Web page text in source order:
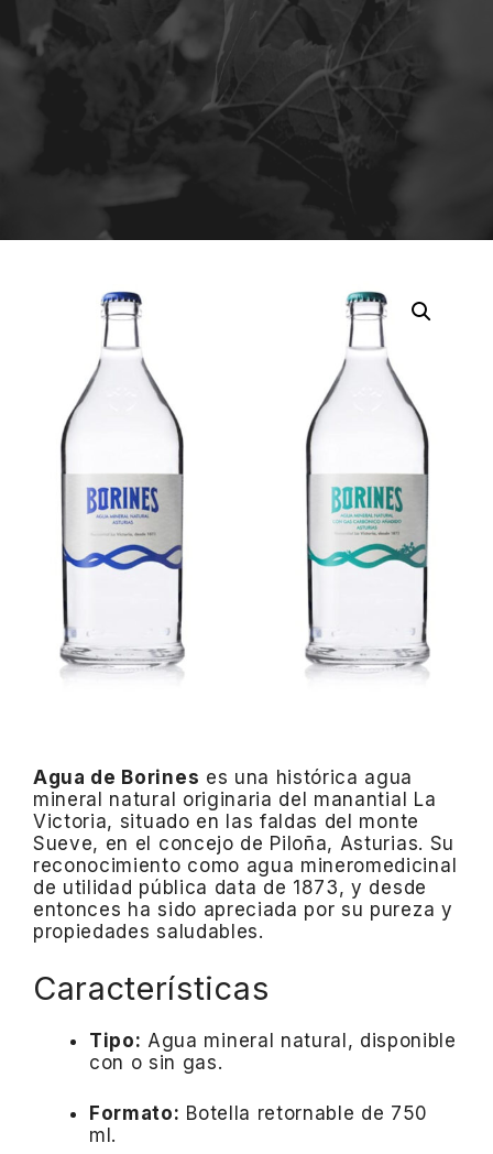
Agua de Borines es una histórica agua
mineral natural originaria del manantial La
Victoria, situado en las faldas del monte
Sueve, en el concejo de Piloña, Asturias. Su
reconocimiento como agua mineromedicinal
de utilidad pública data de 1873, y desde
entonces ha sido apreciada por su pureza y
propiedades saludables.
Características
Tipo: Agua mineral natural, disponible
con o sin gas.
Formato: Botella retornable de 750
ml.